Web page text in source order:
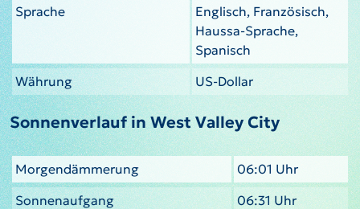
Sprache
Englisch, Französisch,
Haussa-Sprache,
Spanisch
Währung
US-Dollar
Sonnenverlauf in West Valley City
Morgendämmerung
06:01 Uhr
Sonnenaufgang
06:31 Uhr